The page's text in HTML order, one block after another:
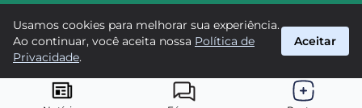
comunidade. Junte-se a nós nesta jornada emocionante!
#Palmeiras #FutVerdão
© 2026 FutVerdão. Todos os direitos reservados.
Usamos cookies para melhorar sua experiência.
Ao continuar, você aceita nossa Política de
Privacidade.
Aceitar